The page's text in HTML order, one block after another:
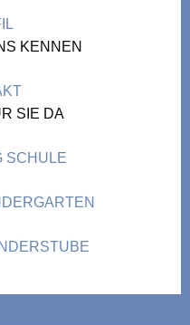
KENNEN
SIE DA
SCHULE